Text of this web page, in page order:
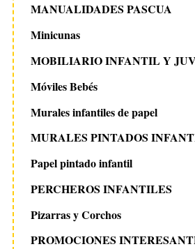
MANUALIDADES PASCUA
Minicunas
MOBILIARIO INFANTIL Y
Móviles Bebés
Murales infantiles de papel
MURALES PINTADOS
Papel pintado infantil
PERCHEROS INFANTILES
Pizarras y Corchos
PROMOCIONES